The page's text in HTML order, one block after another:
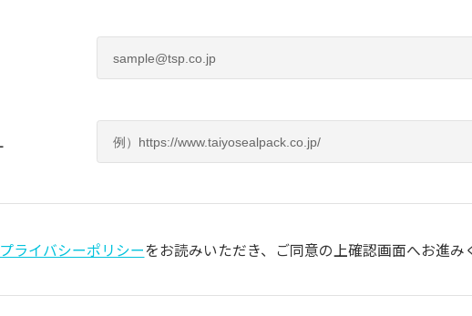
プライバシーポリシーをお読みいただき、 ご同意の上確認画面へお進み